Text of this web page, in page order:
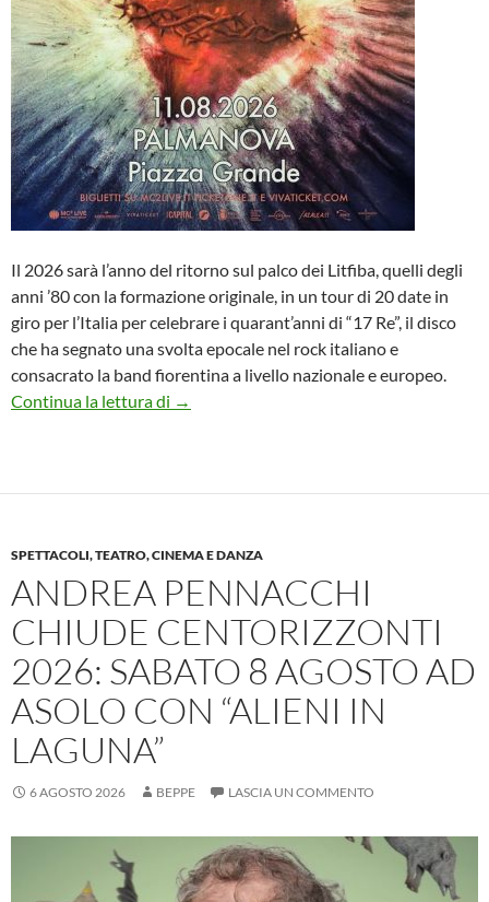
Il 2026 sarà l’anno del ritorno sul palco dei Litfiba, quelli degli
anni ’80 con la formazione originale, in un tour di 20 date in
giro per l’Italia per celebrare i quarant’anni di “17 Re”, il disco
che ha segnato una svolta epocale nel rock italiano e
consacrato la band fiorentina a livello nazionale e europeo.
Continua la lettura di Litfiba in concerto a Palmanova!
→
SPETTACOLI, TEATRO, CINEMA E DANZA
ANDREA PENNACCHI
CHIUDE CENTORIZZONTI
2026: SABATO 8 AGOSTO AD
ASOLO CON “ALIENI IN
LAGUNA”
6 AGOSTO 2026 BEPPE LASCIA UN COMMENTO